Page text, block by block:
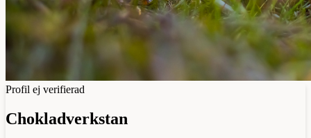
Profil ej verifierad
Chokladverkstan